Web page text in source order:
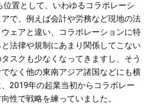
位置として、いわゆるコラボレーシ
で、例えば会計や労務など現地の法
ェアと違い、コラボレーションに特
法律や規制にあまり関係してこない
スクも少なくなってきますし、そう
なく他の東南アジア諸国などにも横
2019年の起業当初からコラボレー
性で戦略を練っていました。